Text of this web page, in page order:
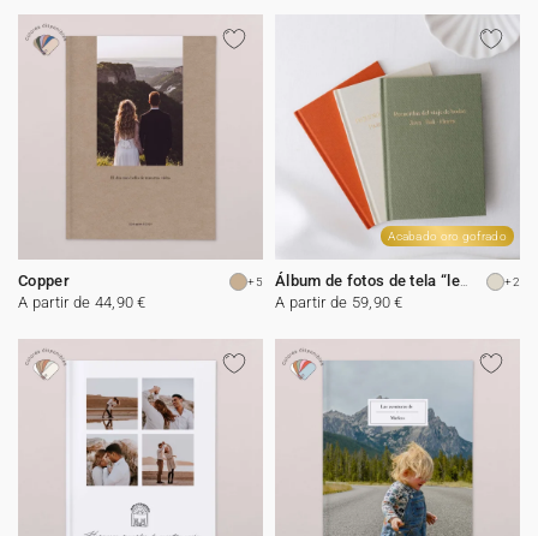
Copper +5
A partir de 44,90 €
Acabado oro gofrado
Álbum de fotos de tela “le Petit Luxe“ +2
A partir de 59,90 €